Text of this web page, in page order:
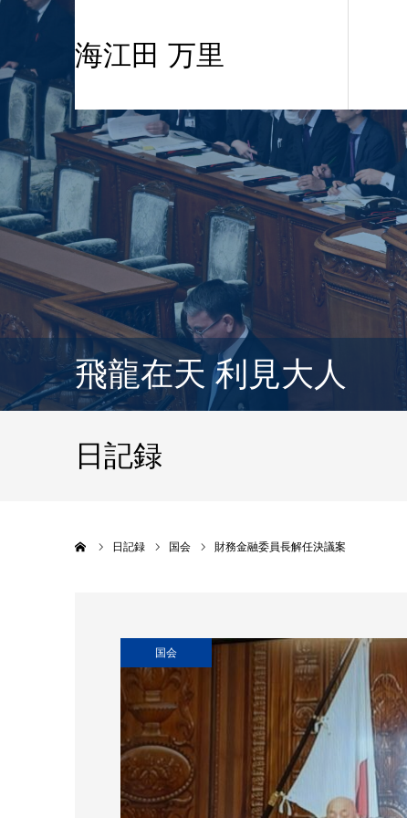
海江田 万里
飛龍在天 利見大人
日記録
日記録 国会 財務金融委員長解任決議案
国会